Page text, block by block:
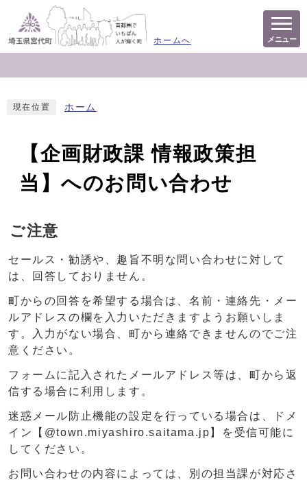
ホームへ メニュー
現在位置 ホーム
【企画財政課 情報政策担
当】へのお問い合わせ
ご注意
セールス・勧誘や、趣旨不明な問い合わせに対して
は、回答しておりません。
町からの回答を希望する場合は、名前・連絡先・メー
ルアドレスの欄を入力いただきますようお願いしま
す。入力がない場合、町から連絡できませんのでご注
意ください。
フォームに記入されたメールアドレス等は、町から返
信する場合に利用します。
迷惑メール防止機能の設定を行っている場合は、ドメ
イン【@town.miyashiro.saitama.jp】を受信可能に
してください。
お問い合わせの内容によっては、別の担当課が対応さ